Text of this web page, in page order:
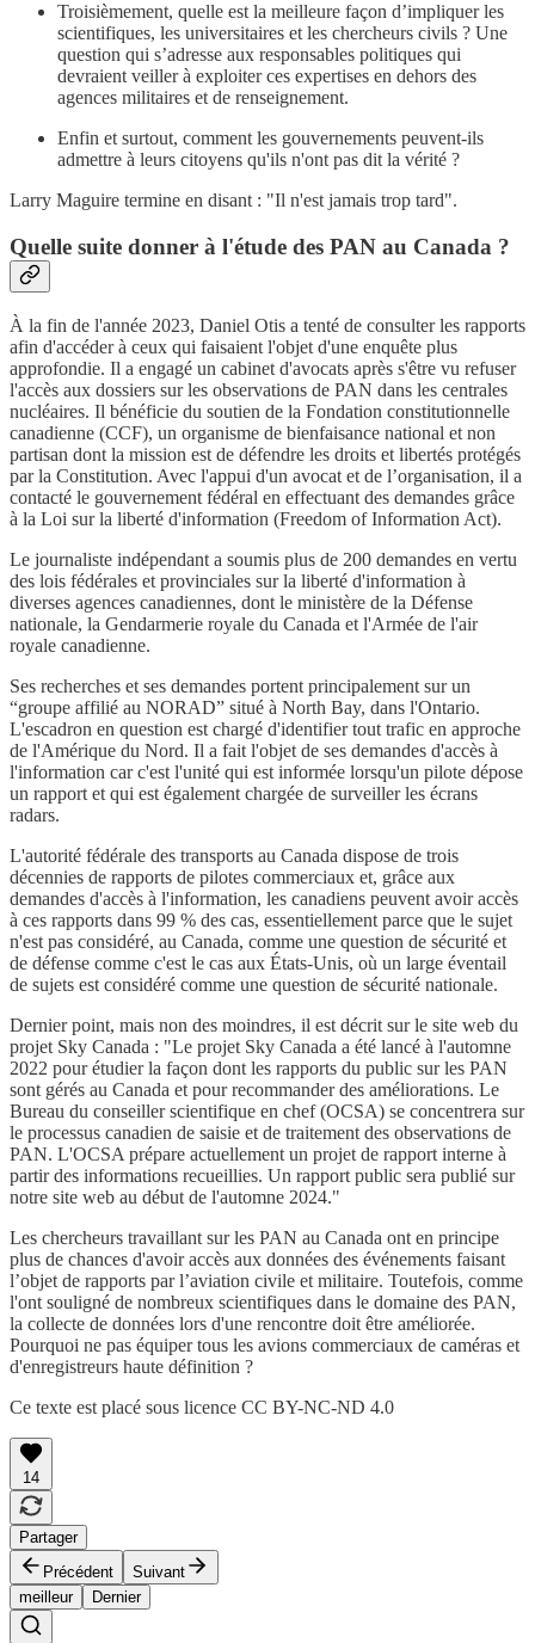
Troisièmement, quelle est la meilleure façon d’impliquer les
scientifiques, les universitaires et les chercheurs civils ? Une
question qui s’adresse aux responsables politiques qui
devraient veiller à exploiter ces expertises en dehors des
agences militaires et de renseignement.
Enfin et surtout, comment les gouvernements peuvent-ils
admettre à leurs citoyens qu'ils n'ont pas dit la vérité ?
Larry Maguire termine en disant : "Il n'est jamais trop tard".
Quelle suite donner à l'étude des PAN au Canada ?
À la fin de l'année 2023, Daniel Otis a tenté de consulter les rapports
afin d'accéder à ceux qui faisaient l'objet d'une enquête plus
approfondie. Il a engagé un cabinet d'avocats après s'être vu refuser
l'accès aux dossiers sur les observations de PAN dans les centrales
nucléaires. Il bénéficie du soutien de la Fondation constitutionnelle
canadienne (CCF), un organisme de bienfaisance national et non
partisan dont la mission est de défendre les droits et libertés protégés
par la Constitution. Avec l'appui d'un avocat et de l’organisation, il a
contacté le gouvernement fédéral en effectuant des demandes grâce
à la Loi sur la liberté d'information (Freedom of Information Act).
Le journaliste indépendant a soumis plus de 200 demandes en vertu
des lois fédérales et provinciales sur la liberté d'information à
diverses agences canadiennes, dont le ministère de la Défense
nationale, la Gendarmerie royale du Canada et l'Armée de l'air
royale canadienne.
Ses recherches et ses demandes portent principalement sur un
“groupe affilié au NORAD” situé à North Bay, dans l'Ontario.
L'escadron en question est chargé d'identifier tout trafic en approche
de l'Amérique du Nord. Il a fait l'objet de ses demandes d'accès à
l'information car c'est l'unité qui est informée lorsqu'un pilote dépose
un rapport et qui est également chargée de surveiller les écrans
radars.
L'autorité fédérale des transports au Canada dispose de trois
décennies de rapports de pilotes commerciaux et, grâce aux
demandes d'accès à l'information, les canadiens peuvent avoir accès
à ces rapports dans 99 % des cas, essentiellement parce que le sujet
n'est pas considéré, au Canada, comme une question de sécurité et
de défense comme c'est le cas aux États-Unis, où un large éventail
de sujets est considéré comme une question de sécurité nationale.
Dernier point, mais non des moindres, il est décrit sur le site web du
projet Sky Canada : "Le projet Sky Canada a été lancé à l'automne
2022 pour étudier la façon dont les rapports du public sur les PAN
sont gérés au Canada et pour recommander des améliorations. Le
Bureau du conseiller scientifique en chef (OCSA) se concentrera sur
le processus canadien de saisie et de traitement des observations de
PAN. L'OCSA prépare actuellement un projet de rapport interne à
partir des informations recueillies. Un rapport public sera publié sur
notre site web au début de l'automne 2024."
Les chercheurs travaillant sur les PAN au Canada ont en principe
plus de chances d'avoir accès aux données des événements faisant
l’objet de rapports par l’aviation civile et militaire. Toutefois, comme
l'ont souligné de nombreux scientifiques dans le domaine des PAN,
la collecte de données lors d'une rencontre doit être améliorée.
Pourquoi ne pas équiper tous les avions commerciaux de caméras et
d'enregistreurs haute définition ?
Ce texte est placé sous licence CC BY-NC-ND 4.0
14
Partager
Précédent
Suivant
meilleur
Dernier